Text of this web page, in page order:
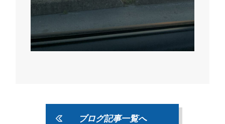
ブログ記事一覧へ